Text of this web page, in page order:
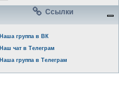
Ссылки
Наша группа в ВК
Наш чат в Телеграм
Наша группа в Телеграм